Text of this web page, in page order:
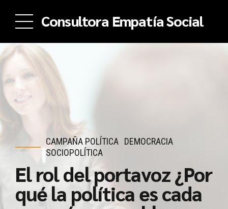
Consultora Empatía Social
CAMPAÑA POLÍTICA DEMOCRACIA
SOCIOPOLÍTICA
El rol del portavoz ¿Por
qué la política es cada